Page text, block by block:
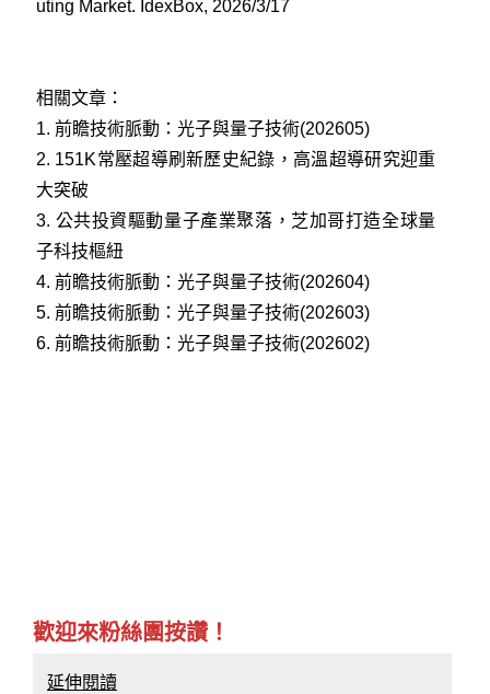
uting Market. IdexBox, 2026/3/17
相關文章：
1. 前瞻技術脈動：光子與量子技術(202605)
2. 151K常壓超導刷新歷史紀錄，高溫超導研究迎重
大突破
3. 公共投資驅動量子產業聚落，芝加哥打造全球量
子科技樞紐
4. 前瞻技術脈動：光子與量子技術(202604)
5. 前瞻技術脈動：光子與量子技術(202603)
6. 前瞻技術脈動：光子與量子技術(202602)
歡迎來粉絲團按讚！
延伸閱讀